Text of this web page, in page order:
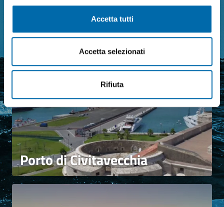
Accetta tutti
Accetta selezionati
Rifiuta
I Nostri Porti
Porto di Civitavecchia